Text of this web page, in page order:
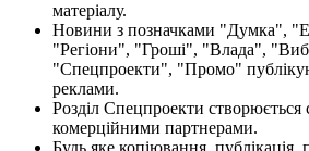
матеріалу.
Новини з позначками "Думка",
"Регіони", "Гроші", "Влада",
"Спецпроекти", "Промо"
реклами.
Розділ Спецпроекти створюється
комерційними партнерами.
Будь яке копіювання,